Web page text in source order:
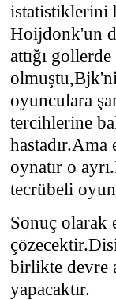
istatistiklerini
Hoijdonk'un
attığı
oyunculara
tercihlerine
oynatır o
tecrübeli
Sonuç olarak
birlikte devre
yapacaktır.